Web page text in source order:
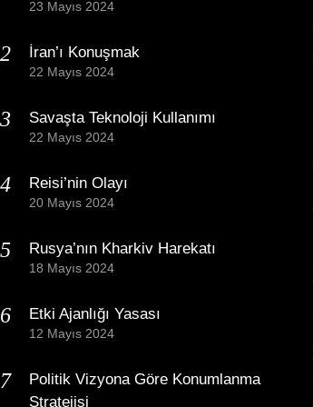
23 Mayıs 2024
İran’ı Konuşmak
22 Mayıs 2024
Savaşta Teknoloji Kullanımı
22 Mayıs 2024
Reisi’nin Olayı
20 Mayıs 2024
Rusya’nın Kharkiv Harekatı
18 Mayıs 2024
Etki Ajanlığı Yasası
12 Mayıs 2024
Politik Vizyona Göre Konumlanma
Stratejisi